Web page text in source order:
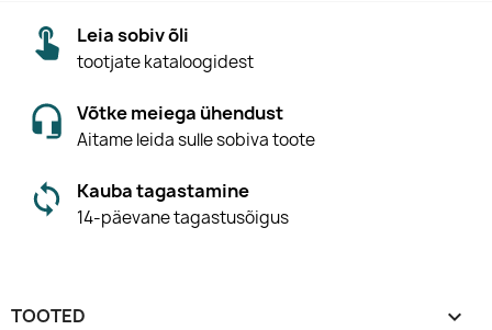
Leia sobiv õli
tootjate kataloogidest
Võtke meiega ühendust
Aitame leida sulle sobiva toote
Kauba tagastamine
14-päevane tagastusõigus
TOOTED 